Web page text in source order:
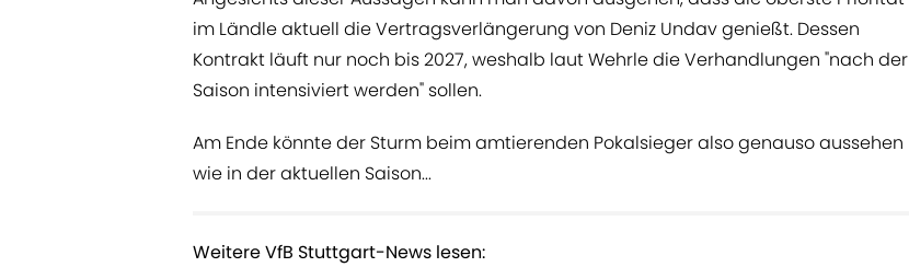
im Ländle aktuell die Vertragsverlängerung von Deniz Undav genießt. Dessen
Kontrakt läuft nur noch bis 2027, weshalb laut Wehrle die Verhandlungen "nach der
Saison intensiviert werden" sollen.
Am Ende könnte der Sturm beim amtierenden Pokalsieger also genauso aussehen
wie in der aktuellen Saison...
Weitere VfB Stuttgart-News lesen: